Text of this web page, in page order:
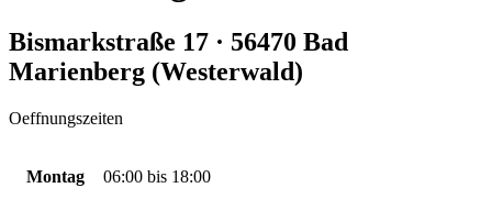
Bismarkstraße 17 · 56470 Bad
Marienberg (Westerwald)
Oeffnungszeiten
Montag 06:00 bis 18:00